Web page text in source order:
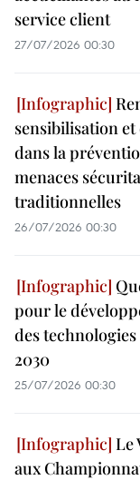
service client
27/07/2026 00:30
sensibilisation
dans la
menaces
traditionnelles
26/07/2026 00:30
pour le
des
2030
25/07/2026 00:30
Le
aux